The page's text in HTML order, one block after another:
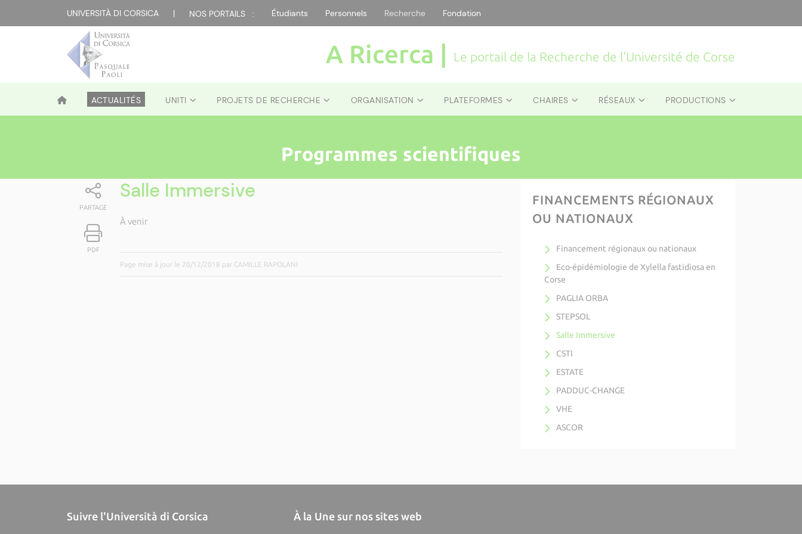
UNIVERSITÀ DI CORSICA | NOS PORTAILS : Étudiants Personnels Recherche Fondation
A Ricerca | Le portail de la Recherche de l'Université de Corse
ACTUALITÉS UNITI PROJETS DE RECHERCHE ORGANISATION PLATEFORMES CHAIRES RÉSEAUX PRODUCTIONS
Programmes scientifiques
PARTAGE
PDF
Salle Immersive
À venir
Page mise à jour le 20/12/2018 par CAMILLE RAPOLANI
FINANCEMENTS RÉGIONAUX
OU NATIONAUX
Financement régionaux ou nationaux
Eco-épidémiologie de Xylella fastidiosa en
Corse
PAGLIA ORBA
STEPSOL
Salle Immersive
CSTI
ESTATE
PADDUC-CHANGE
VHE
ASCOR
Suivre l'Università di Corsica À la Une sur nos sites web